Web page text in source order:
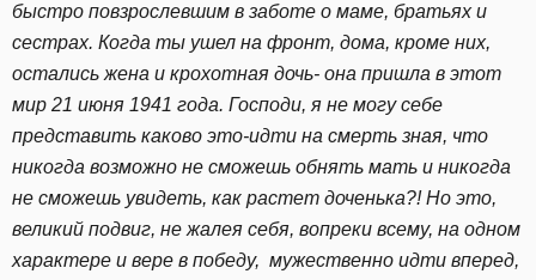
быстро повзрослевшим в заботе о маме, братьях и
сестрах. Когда ты ушел на фронт, дома, кроме них,
остались жена и крохотная дочь- она пришла в этот
мир 21 июня 1941 года. Господи, я не могу себе
представить каково это-идти на смерть зная, что
никогда возможно не сможешь обнять мать и никогда
не сможешь увидеть, как растет доченька?! Но это,
великий подвиг, не жалея себя, вопреки всему, на одном
характере и вере в победу, мужественно идти вперед,